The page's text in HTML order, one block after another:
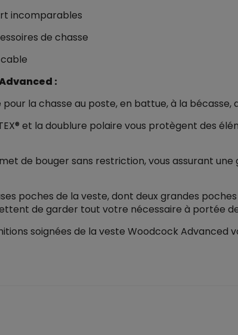
incomparables
de chasse
:
la chasse au poste, en battue, à la bécasse,
et la doublure polaire vous protègent des
de bouger sans restriction, vous assurant
poches de la veste, dont deux grandes
de garder tout votre nécessaire à portée
soignées de la veste Woodcock Advanced